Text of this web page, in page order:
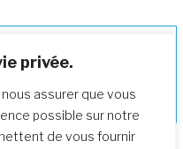
privée.
assurer que vous
possible sur notre
de vous fournir